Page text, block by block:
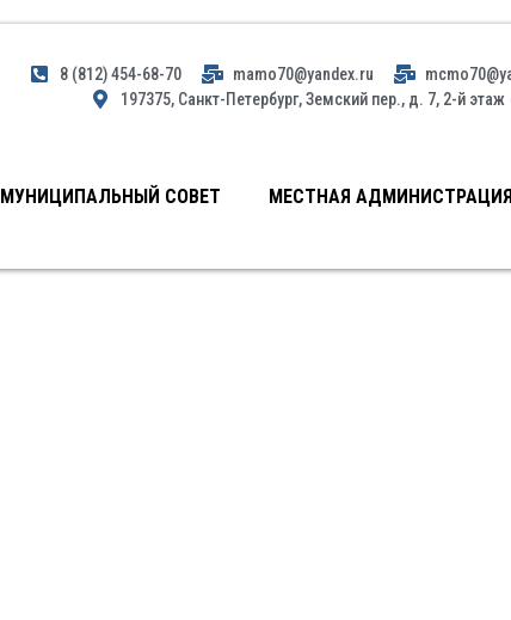
8 (812) 454-68-70 mamo70@yandex.ru
197375, Санкт-Петербург, Земский пер., д. 7, 2-й этаж
МУНИЦИПАЛЬНЫЙ СОВЕТ МЕСТНАЯ АДМИНИСТРАЦИЯ